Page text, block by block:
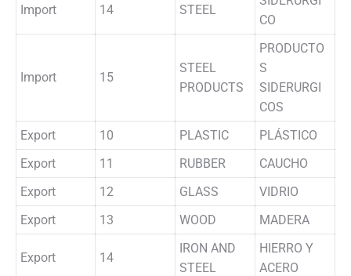
Import 14 STEEL
CO
Import 15
STEEL
PRODUCTS
PRODUCTO
S
SIDERURGI
COS
Export
10 PLASTIC
PLÁSTICO
Export
11 RUBBER
CAUCHO
Export
12 GLASS
VIDRIO
Export
13 WOOD MADERA
Export 14
IRON AND
STEEL
HIERRO Y
ACERO